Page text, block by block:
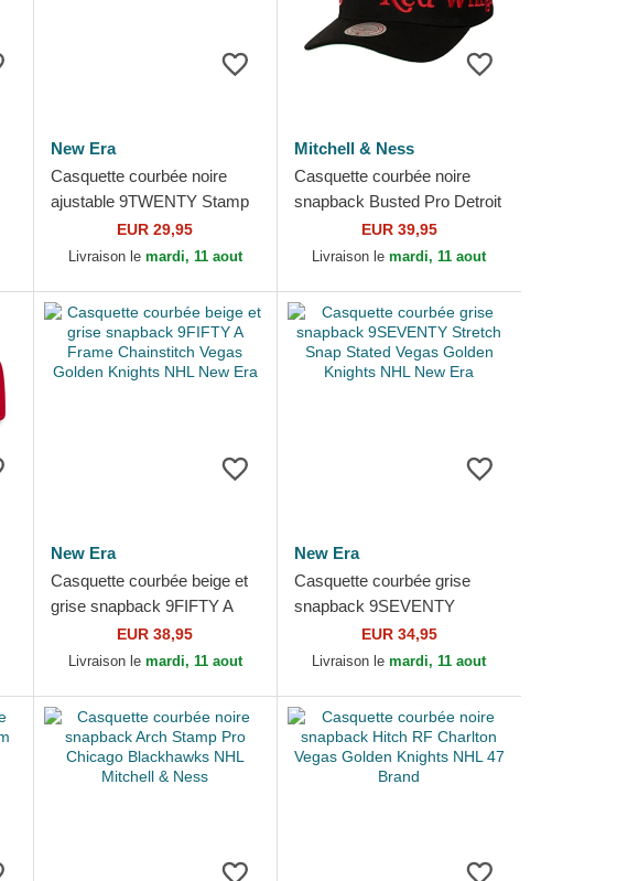
New Era
Casquette courbée noire
ajustable 9TWENTY Stamp
Boston Bruins NHL New Era
EUR 29,95
Livraison le mardi, 11 aout
Mitchell & Ness
Casquette courbée noire
snapback Busted Pro Detroit
Red Wings NHL Mitchell &
Ness
EUR 39,95
Livraison lemardi, 11 aout
New Era
Casquette courbée beige et
grise snapback 9FIFTY A
Frame Chainstitch Vegas
Golden Knights NHL New...
EUR 38,95
Livraison le mardi, 11 aout
New Era
Casquette courbée grise
snapback 9SEVENTY
Stretch Snap Stated Vegas
Golden Knights NHL New
EUR 34,95
Livraison lemardi, 11 aout